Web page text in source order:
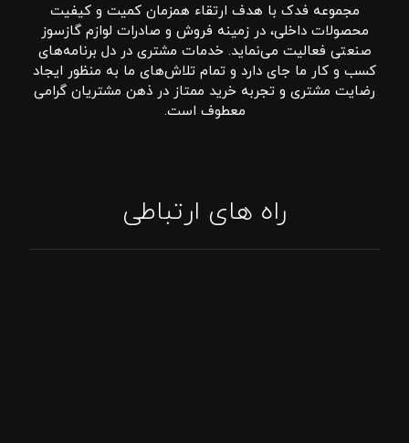
مجموعه فدک با هدف ارتقاء همزمان کمیت و کیفیت
محصولات داخلی، در زمینه فروش و صادرات لوازم گازسوز
صنعتی فعالیت می‌نماید. خدمات مشتری در دل برنامه‌های
کسب و کار ما جای دارد و تمام تلاش‌های ما به منظور ایجاد
رضایت مشتری و تجربه خرید ممتاز در ذهن مشتریان گرامی
معطوف است.
راه های ارتباطی